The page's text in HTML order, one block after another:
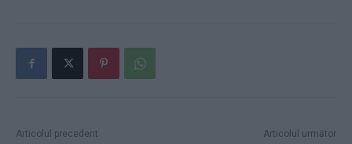
Articolul precedent Articolul următor